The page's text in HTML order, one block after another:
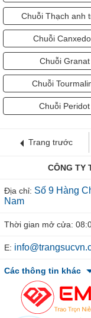
Chuỗi Thạch anh
Chuỗi
Chuỗi Granat
Chuỗi
Chuỗi Peridot
Trang trước
CÔNG TY
Địa chỉ: Số 9 Hàng
Nam
Thời gian mở cửa:
E:
Các thông tin khác